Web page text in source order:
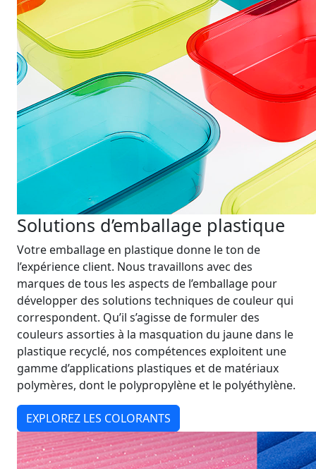
Solutions d’emballage plastique
Votre emballage en plastique donne le ton de
l’expérience client. Nous travaillons avec des
marques de tous les aspects de l’emballage pour
développer des solutions techniques de couleur qui
correspondent. Qu’il s’agisse de formuler des
couleurs assorties à la masquation du jaune dans le
plastique recyclé, nos compétences exploitent une
gamme d’applications plastiques et de matériaux
polymères, dont le polypropylène et le polyéthylène.
EXPLOREZ LES COLORANTS